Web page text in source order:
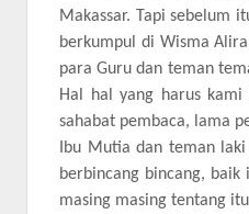
Makassar. Tapi sebelum
berkumpul di Wisma
para Guru dan teman
Hal hal yang harus
sahabat pembaca, lama
Ibu Mutia dan teman
berbincang bincang, baik
masing masing tentang